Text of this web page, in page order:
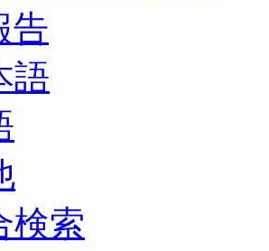
告
語
検索